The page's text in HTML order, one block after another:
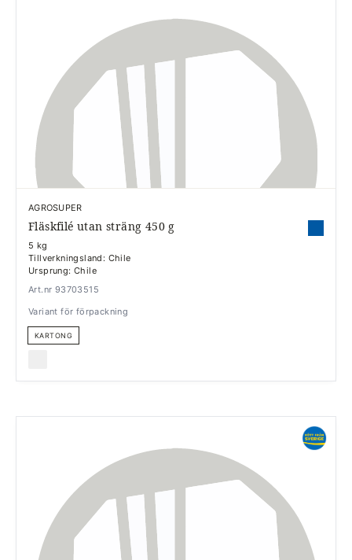
AGROSUPER
Fläskfilé utan sträng 450 g
5 kg
Tillverkningsland: Chile
Ursprung: Chile
Art.nr 93703515
Variant för förpackning
KARTONG